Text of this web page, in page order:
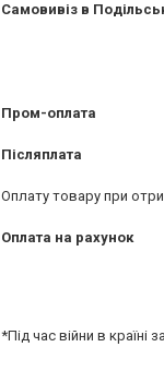
Самовивіз в
Пром-оплата
Післяплата
Оплату товару при
Оплата на рахунок
*Під час війни в